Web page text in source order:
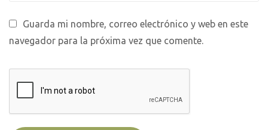
Guarda mi nombre, correo electrónico y web en este
navegador para la próxima vez que comente.